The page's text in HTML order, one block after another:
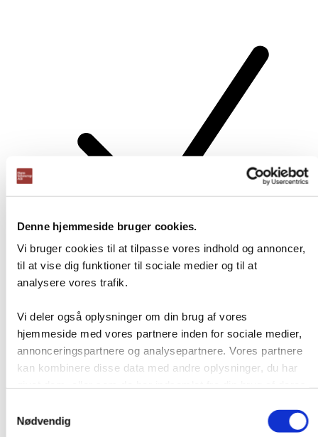
Denne hjemmeside bruger cookies.
Vi bruger cookies til at tilpasse vores indhold og annoncer,
til at vise dig funktioner til sociale medier og til at
analysere vores trafik.
Vi deler også oplysninger om din brug af vores
hjemmeside med vores partnere inden for sociale medier,
annonceringspartnere og analysepartnere. Vores partnere
kan kombinere disse data med andre oplysninger, du har
Nødvendig
Vores erfaringer
Med dedikerede medarbejdere, der hver især har sit speciale,
råder vi over en unik erfaringsbase, der bredt kan vejlede ud
fra de bedste produkter der tilbydes på markedet.